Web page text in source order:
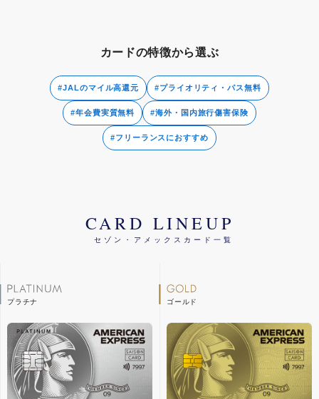
カードの特徴から選ぶ
#JALのマイル高還元 #プライオリティ・パス無料
#年会費実質無料 #海外・国内旅行傷害保険
#フリーランスにおすすめ
CARD LINEUP
セゾン・アメックスカード一覧
プラチナ ゴールド